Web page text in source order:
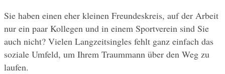
Sie haben einen eher kleinen Freundeskreis, auf der Arbeit
nur ein paar Kollegen und in einem Sportverein sind Sie
auch nicht? Vielen Langzeitsingles fehlt ganz einfach das
soziale Umfeld, um Ihrem Traummann über den Weg zu
laufen.